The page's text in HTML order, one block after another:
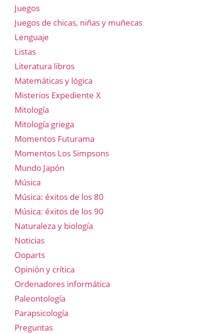
Juegos
Juegos de chicas, niñas y muñecas
Lenguaje
Listas
Literatura libros
Matemáticas y lógica
Misterios Expediente X
Mitología
Mitología griega
Momentos Futurama
Momentos Los Simpsons
Mundo Japón
Música
Música: éxitos de los 80
Música: éxitos de los 90
Naturaleza y biología
Noticias
Ooparts
Opinión y crítica
Ordenadores informática
Paleontología
Parapsicología
Preguntas